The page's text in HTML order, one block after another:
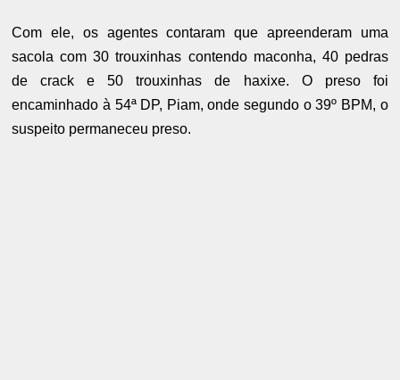
Com ele, os agentes contaram que apreenderam uma
sacola com 30 trouxinhas contendo maconha, 40 pedras
de crack e 50 trouxinhas de haxixe. O preso foi
encaminhado à 54ª DP, Piam, onde segundo o 39º BPM, o
suspeito permaneceu preso.